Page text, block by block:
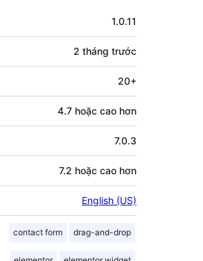
1.0.11
2 tháng trước
20+
4.7 hoặc cao hơn
7.0.3
7.2 hoặc cao hơn
English (US)
contact form drag-and-drop